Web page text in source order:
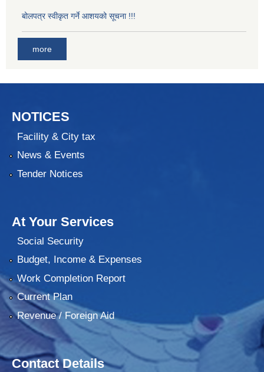
बोलपत्र स्वीकृत गर्ने आशयको सूचना !!!
more
NOTICES
Facility & City tax
News & Events
Tender Notices
At Your Services
Social Security
Budget, Income & Expenses
Work Completion Report
Current Plan
Revenue / Foreign Aid
Contact Details